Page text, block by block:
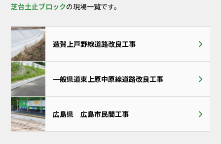
芝台土止ブロックの現場一覧です。
造賀上戸野線道路改良工事
一般県道東上原中原線道路改良工事
広島県 広島市民間工事